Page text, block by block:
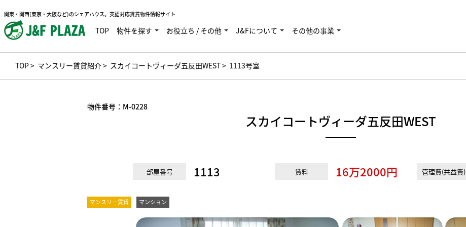
関東・関西(東京・大阪など)のシェアハウス。英語対応賃貸物件情報サイト
TOP 物件を探す お役立ち / その他 J&Fについて その他の事業
TOP> マンスリー賃貸紹介> スカイコートヴィーダ五反田WEST> 1113号室
物件番号： M-0228
スカイコートヴィーダ五反田WEST
部屋番号 1113 賃料 16万2000円 管理費(共益費)
マンスリー賃貸 マンション